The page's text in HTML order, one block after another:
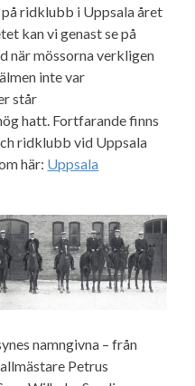
ridklubb i Uppsala året
kan vi genast se på
när mössorna verkligen
inte var
står
hatt. Fortfarande finns
ridklubb vid Uppsala
här: Uppsala
namngivna – från
Petrus